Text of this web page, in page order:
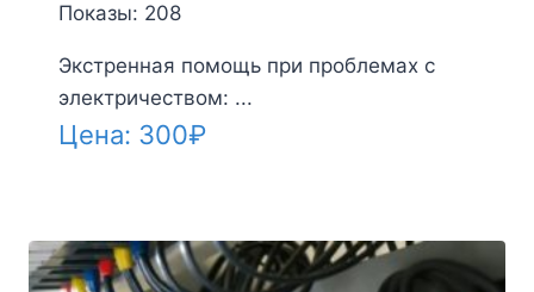
Показы: 208
Экстренная помощь при проблемах с
электричеством: ...
Цена: 300₽